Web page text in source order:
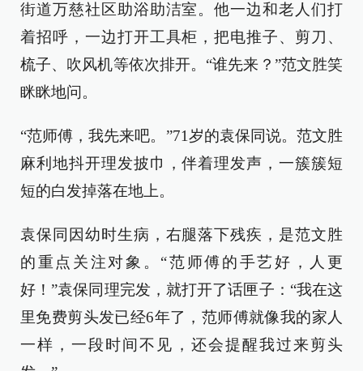
街道万慈社区助浴助洁室。他一边和老人们打
着招呼，一边打开工具柜，把电推子、剪刀、
梳子、吹风机等依次排开。“谁先来？”范文胜笑
眯眯地问。
“范师傅，我先来吧。”71岁的袁保同说。范文胜
麻利地抖开理发披巾，伴着理发声，一簇簇短
短的白发掉落在地上。
袁保同因幼时生病，右腿落下残疾，是范文胜
的重点关注对象。“范师傅的手艺好，人更
好！”袁保同理完发，就打开了话匣子：“我在这
里免费剪头发已经6年了，范师傅就像我的家人
一样，一段时间不见，还会提醒我过来剪头